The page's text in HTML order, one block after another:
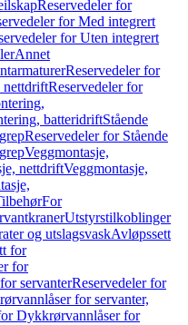
Reservedeler for
for Med integrert
for Uten integrert
Annet
Reservedeler for
nettdriftReservedeler for
batteridriftStående
Reservedeler for Stående
Veggmontasje,
nettdriftVeggmontasje,
For
Utstyrstilkoblinger
og utslagsvaskAvløpssett
for
for
servanterReservedeler for
for servanter,
Dykkrørvannlåser for